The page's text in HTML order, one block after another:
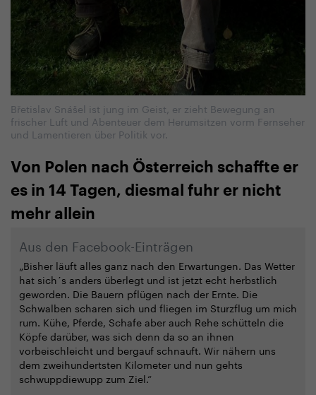
Břetislav Snášel ist jung im Geist, er zieht Bewegung an
frischer Luft und Abenteuer dem Herumsitzen vorm Fernseher
und Lamentieren über Politik vor.
Von Polen nach Österreich schaffte er
es in 14 Tagen, diesmal fuhr er nicht
mehr allein
Aus den Facebook-Einträgen
„Bisher läuft alles ganz nach den Erwartungen. Das Wetter
hat sich´s anders überlegt und ist jetzt echt herbstlich
geworden. Die Bauern pflügen nach der Ernte. Die
Schwalben scharen sich und fliegen im Sturzflug um mich
rum. Kühe, Pferde, Schafe aber auch Rehe schütteln die
Köpfe darüber, was sich denn da so an ihnen
vorbeischleicht und bergauf schnauft. Wir nähern uns
dem zweihundertsten Kilometer und nun gehts
schwuppdiewupp zum Ziel.“